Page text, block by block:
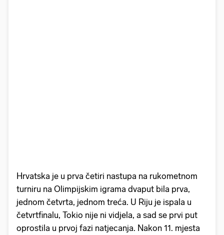
Hrvatska je u prva četiri nastupa na rukometnom
turniru na Olimpijskim igrama dvaput bila prva,
jednom četvrta, jednom treća. U Riju je ispala u
četvrtfinalu, Tokio nije ni vidjela, a sad se prvi put
oprostila u prvoj fazi natjecanja. Nakon 11. mjesta